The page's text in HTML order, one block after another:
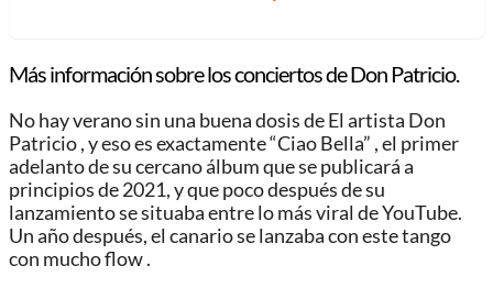
Más información sobre los conciertos de Don Patricio.
No hay verano sin una buena dosis de El artista Don
Patricio , y eso es exactamente “Ciao Bella” , el primer
adelanto de su cercano álbum que se publicará a
principios de 2021, y que poco después de su
lanzamiento se situaba entre lo más viral de YouTube.
Un año después, el canario se lanzaba con este tango
con mucho flow .